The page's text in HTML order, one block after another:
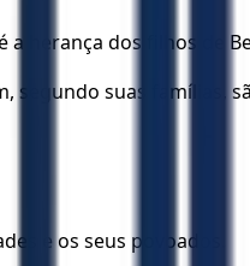
a herança dos filhos
segundo suas famílias,
e os seus povoados.